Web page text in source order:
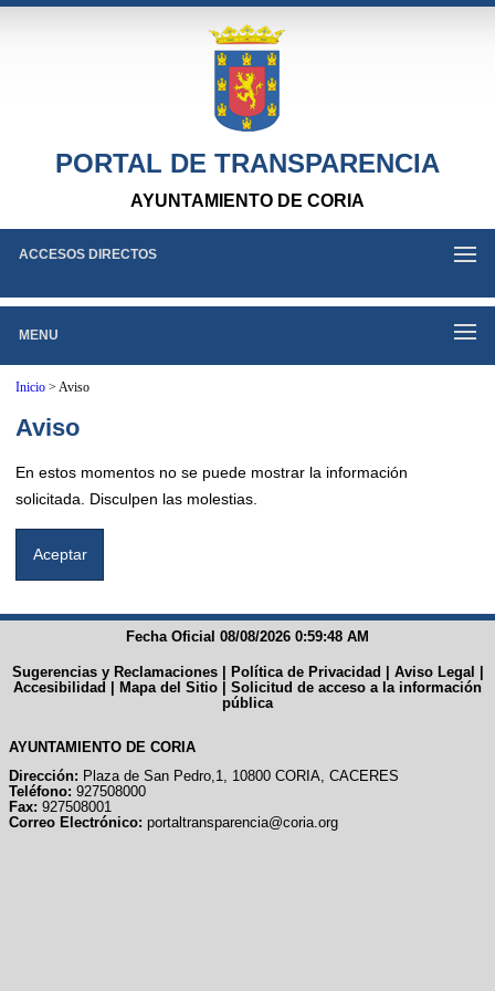
PORTAL DE TRANSPARENCIA
AYUNTAMIENTO DE CORIA
ACCESOS DIRECTOS
MENU
Inicio > Aviso
Aviso
En estos momentos no se puede mostrar la información
solicitada. Disculpen las molestias.
Fecha Oficial 08/08/2026 0:59:48 AM
Sugerencias y Reclamaciones| Política de Privacidad Aviso Legal
Accesibilidad
Mapa del Sitio
Solicitud de acceso a la información
pública
AYUNTAMIENTO DE CORIA
Dirección: Plaza de San Pedro,1, 10800 CORIA, CACERES
Teléfono: 927508000
Fax: 927508001
Correo Electrónico: portaltransparencia@coria.org